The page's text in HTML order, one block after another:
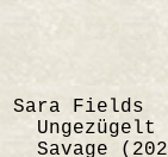
Sara Fields
Savage